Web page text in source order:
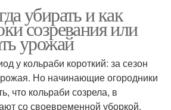
убирать и как
созревания или
урожай
у кольраби короткий: за сезон
Но начинающие огородники
что кольраби созрела, в
со своевременной уборкой.